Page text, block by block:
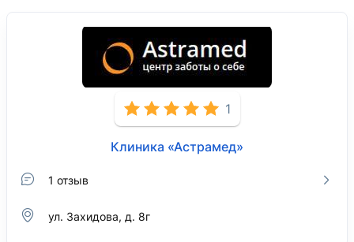
1
Клиника «Астрамед»
1 отзыв
ул. Захидова, д. 8г